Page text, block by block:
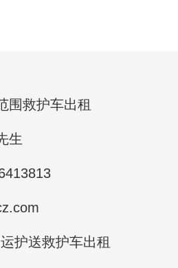
围救护车出租
生
护送救护车出租